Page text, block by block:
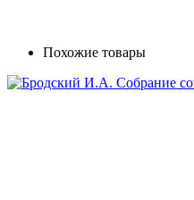
Похожие товары